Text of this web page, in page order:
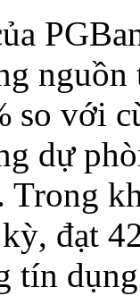
so với
dự
đạt
tín